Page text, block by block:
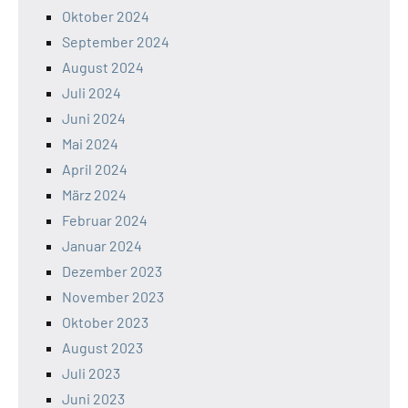
Oktober 2024
September 2024
August 2024
Juli 2024
Juni 2024
Mai 2024
April 2024
März 2024
Februar 2024
Januar 2024
Dezember 2023
November 2023
Oktober 2023
August 2023
Juli 2023
Juni 2023